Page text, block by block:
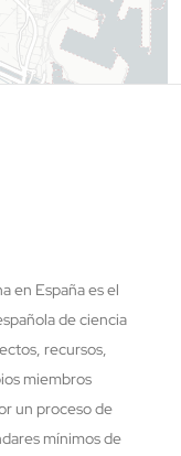
en España es el
de ciencia
recursos,
miembros
un proceso de
mínimos de